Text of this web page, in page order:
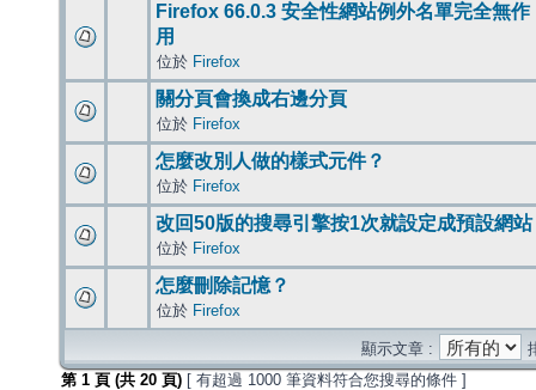
Firefox 66.0.3 安全性網站例外名單完全無作
用
位於 Firefox
關分頁會換成右邊分頁
位於 Firefox
怎麼改別人做的樣式元件？
位於 Firefox
改回50版的搜尋引擎按1次就設定成預設網站
位於 Firefox
怎麼刪除記憶？
位於 Firefox
顯示文章 :
第 1 頁 (共 20 頁) [ 有超過 1000 筆資料符合您搜尋的條件 ]